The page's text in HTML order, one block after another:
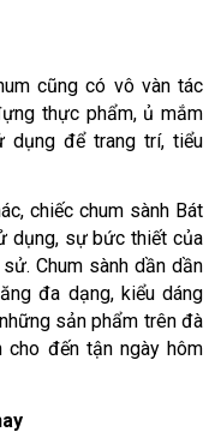
cũng có vô vàn tác
thực phẩm, ủ mắm
dụng để trang trí, tiểu
chiếc chum sành Bát
dụng, sự bức thiết của
Chum sành dần dần
đa dạng, kiểu dáng
sản phẩm trên đà
đến tận ngày hôm